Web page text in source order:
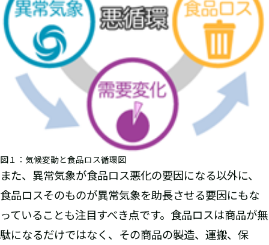
図１：気候変動と食品ロス循環図
また、異常気象が食品ロス悪化の要因になる以外に、
食品ロスそのものが異常気象を助長させる要因にもな
っていることも注目すべき点です。食品ロスは商品が無
駄になるだけではなく、その商品の製造、運搬、保